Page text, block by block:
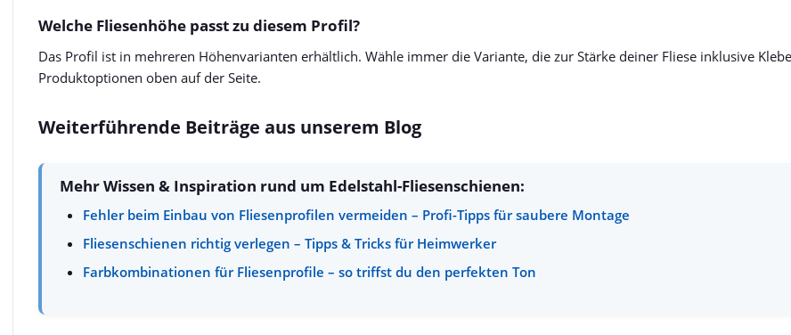
Welche Fliesenhöhe passt zu diesem Profil?
Das Profil ist in mehreren Höhenvarianten erhältlich. Wähle immer die Variante, die zur Stärke deiner Fliese inklusive
Produktoptionen oben auf der Seite.
Weiterführende Beiträge aus unserem Blog
Mehr Wissen & Inspiration rund um Edelstahl-Fliesenschienen:
Fehler beim Einbau von Fliesenprofilen vermeiden – Profi-Tipps für saubere Montage
Fliesenschienen richtig verlegen – Tipps & Tricks für Heimwerker
Farbkombinationen für Fliesenprofile – so triffst du den perfekten Ton